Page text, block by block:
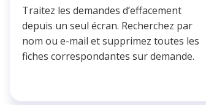
Traitez les demandes d’effacement
depuis un seul écran. Recherchez par
nom ou e-mail et supprimez toutes les
fiches correspondantes sur demande.